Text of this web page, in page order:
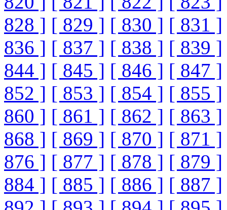
828 ] [ 829 ] [ 830 ] [ 831 ]
836 ] [ 837 ] [ 838 ] [ 839 ]
844 ] [ 845 ] [ 846 ] [ 847 ]
852 ] [ 853 ] [ 854 ] [ 855 ]
860 ] [ 861 ] [ 862 ] [ 863 ]
868 ] [ 869 ] [ 870 ] [ 871 ]
876 ] [ 877 ] [ 878 ] [ 879 ]
884 ] [ 885 ] [ 886 ] [ 887 ]